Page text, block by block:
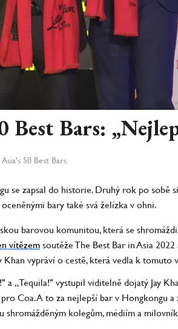
Best Bars:
50 Best Bars
se zapsal do historie. Druhý rok po sobě
bary také svá želízka v ohni.
barovou komunitou, která se
vítězem soutěže The Best Bar in Asia
vypráví o cestě, která vedla k tomuto
a „Tequila!" vystupil viditelně dojatý Jay
Coa. A to za nejlepší bar v Hongkongu a
shromážděným kolegům, médiím a